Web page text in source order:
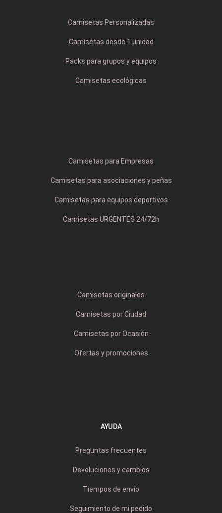
Camisetas Personalizadas
Camisetas desde 1 unidad
Packs para grupos y equipos
Camisetas ecológicas
Camisetas para Empresas
Camisetas para asociaciones y peñas
Camisetas para equipos deportivos
Camisetas URGENTES 24/72h
Camisetas originales
Camisetas por Ciudad
Camisetas por Ocasión
Ofertas y promociones
AYUDA
Preguntas frecuentes
Devoluciones y cambios
Tiempos de envío
Seguimiento de mi pedido